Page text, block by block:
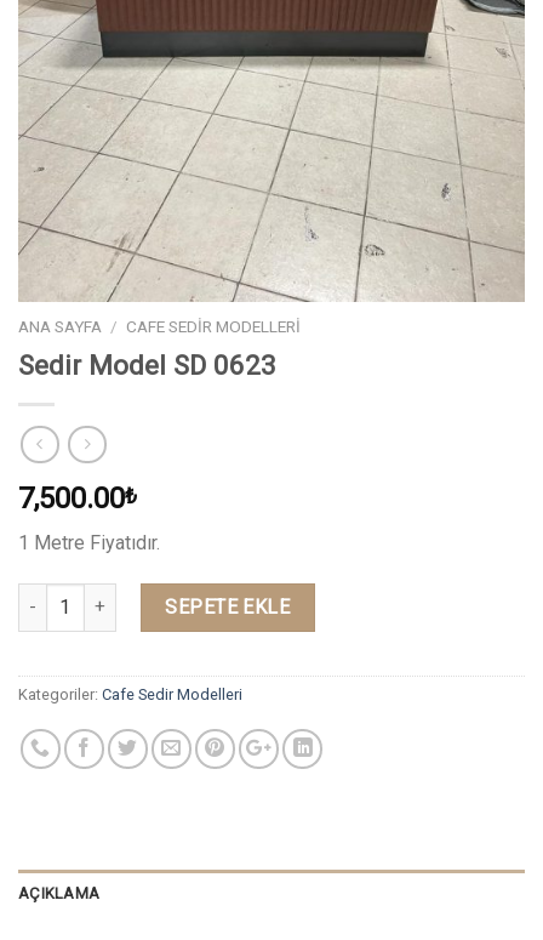
ANA SAYFA / CAFE SEDIR MODELLERI
Sedir Model SD 0623
7,500.00₺
1 Metre Fiyatıdır.
Miktar SEPETE EKLE
Kategoriler: Cafe Sedir Modelleri
AÇIKLAMA